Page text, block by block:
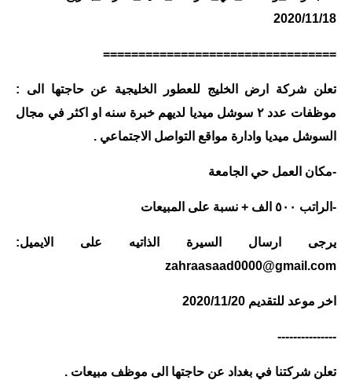
المدارس
اخبار وقرارات وزارة التربية
المرحلة الابتدائية
المرحلة المتوسطة
2020/11/18
=================================
تعلن شركة ارض الخليج للعطور الخليجية عن حاجتها الى :
موظفات عدد ٢ سوشل ميديا لديهم خبرة سنه او اكثر في مجال
السوشل ميديا وادارة مواقع التواصل الاجتماعي .
-مكان العمل حي الجامعة
-الراتب ٥٠٠ الف + نسبة على المبيعات
يرجى ارسال السيرة الذاتيه على الايميل:
zahraasaad0000@gmail.com
اخر موعد للتقديم 2020/11/20
---------------
تعلن شركتنا في بغداد عن حاجتها الى موظف مبيعات .